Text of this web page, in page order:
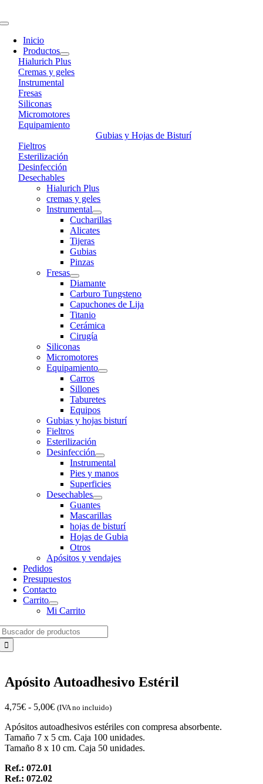
to
Toggle
Navigation
Inicio
Productos
Hialurich Plus
Cremas y geles
Instrumental
Fresas
Siliconas
Micromotores
Equipamiento
Gubias y Hojas de Bisturí
Fieltros
Esterilización
Desinfección
Desechables
Hialurich Plus
cremas y geles
Instrumental
Cucharillas
Alicates
Tijeras
Gubias
Pinzas
Fresas
Diamante
Carburo Tungsteno
Capuchones de Lija
Titanio
Cerámica
Cirugía
Siliconas
Micromotores
Equipamiento
Carros
Sillones
Taburetes
Equipos
Gubias y hojas bisturí
Fieltros
Esterilización
Desinfección
Instrumental
Pies y manos
Superficies
Desechables
Guantes
Mascarillas
hojas de bisturí
Hojas de Gubia
Otros
Apósitos y vendajes
Pedidos
Presupuestos
Contacto
Carrito
Mi Carrito
Apósito Autoadhesivo Estéril
4,75€ - 5,00€Rango
precios:
desde
4,75€
(IVA no incluido)
Apósitos autoadhesivos estériles con compresa absorbente.
Tamaño 7 x 5 cm. Caja 100 unidades.
Tamaño 8 x 10 cm. Caja 50 unidades.
Ref.: 072.01
Ref.: 072.02